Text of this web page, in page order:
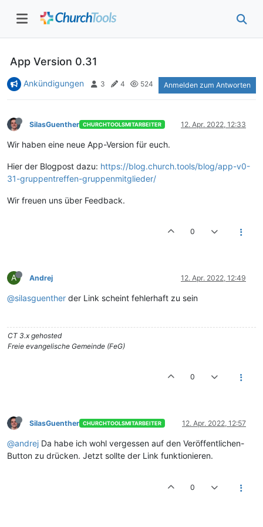
App Version 0.31
Ankündigungen 3 4 524 Anmelden zum Antworten
SilasGuenther CHURCHTOOLSMITARBEITER 12. Apr. 2022, 12:33
Wir haben eine neue App-Version für euch.
Hier der Blogpost dazu: https://blog.church.tools/blog/app-v0-
31-gruppentreffen-gruppenmitglieder/
Wir freuen uns über Feedback.
0
A Andrej 12. Apr. 2022, 12:49
@silasguenther der Link scheint fehlerhaft zu sein
CT 3.x gehosted
Freie evangelische Gemeinde (FeG)
0
SilasGuenther CHURCHTOOLSMITARBEITER 12. Apr. 2022, 12:57
@andrej Da habe ich wohl vergessen auf den Veröffentlichen-
Button zu drücken. Jetzt sollte der Link funktionieren.
0